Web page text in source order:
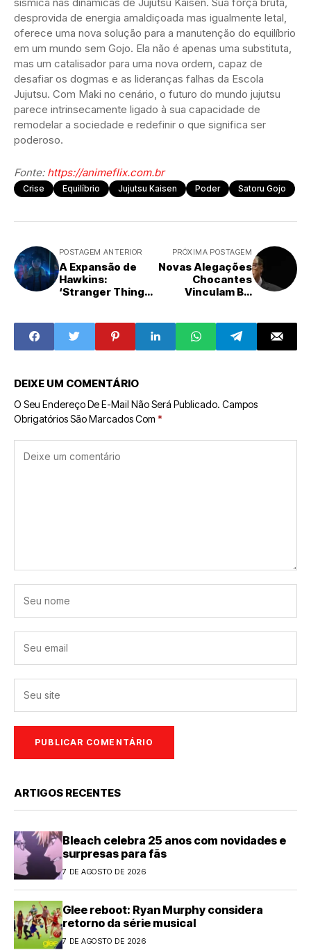
desprovida de energia amaldiçoada mas igualmente letal,
oferece uma nova solução para a manutenção do equilíbrio
em um mundo sem Gojo. Ela não é apenas uma substituta,
mas um catalisador para uma nova ordem, capaz de
desafiar os dogmas e as lideranças falhas da Escola
Jujutsu. Com Maki no cenário, o futuro do mundo jujutsu
parece intrinsecamente ligado à sua capacidade de
remodelar a sociedade e redefinir o que significa ser
poderoso.
Fonte: https://animeflix.com.br
Crise Equilíbrio Jujutsu Kaisen Poder Satoru Gojo
POSTAGEM ANTERIOR
A Expansão de
Hawkins:
‘Stranger Things:
Inédito e Prepara
Lançamento de
Teaser
PRÓXIMA POSTAGEM
Novas Alegações
Chocantes
Vinculam Bill
Assessoria Nega
Categoricamente
DEIXE UM COMENTÁRIO
O Seu Endereço De E-Mail Não Será Publicado. Campos
Obrigatórios São Marcados Com *
ARTIGOS RECENTES
Bleach celebra 25 anos com novidades e
surpresas para fãs
7 DE AGOSTO DE 2026
Glee reboot: Ryan Murphy considera
retorno da série musical
7 DE AGOSTO DE 2026